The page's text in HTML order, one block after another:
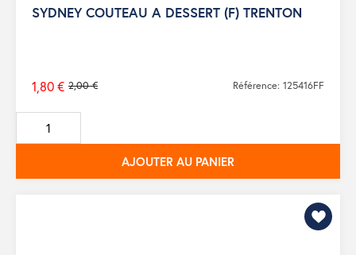
SYDNEY COUTEAU A DESSERT (F) TRENTON
Prix
de
base
2,00 €
1,80 € Référence: 125416FF
AJOUTER AU PANIER